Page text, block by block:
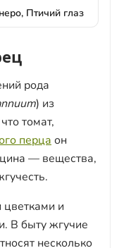
Птичий глаз
рода
) из
томат,
перца он
— вещества,
цветками и
В быту жгучие
несколько